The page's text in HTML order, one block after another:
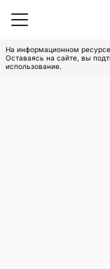
На информационном
Оставаясь на сайте, вы
использование.